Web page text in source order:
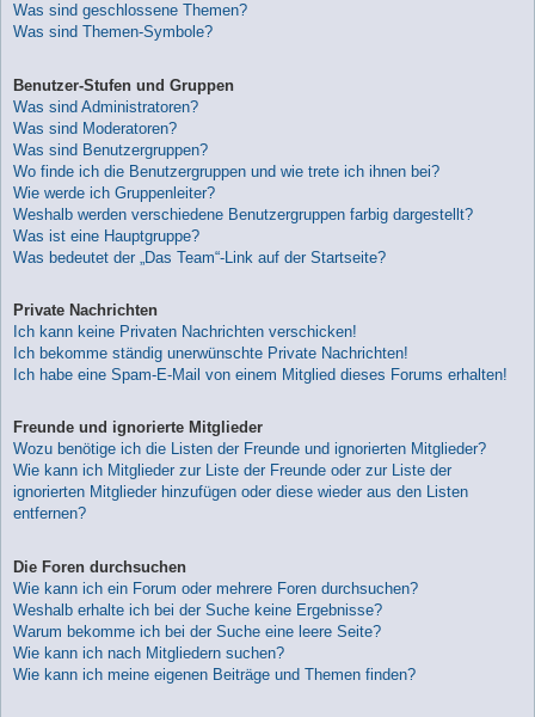
Was sind geschlossene Themen?
Was sind Themen-Symbole?
Benutzer-Stufen und Gruppen
Was sind Administratoren?
Was sind Moderatoren?
Was sind Benutzergruppen?
Wo finde ich die Benutzergruppen und wie trete ich ihnen bei?
Wie werde ich Gruppenleiter?
Weshalb werden verschiedene Benutzergruppen farbig dargestellt?
Was ist eine Hauptgruppe?
Was bedeutet der „Das Team“-Link auf der Startseite?
Private Nachrichten
Ich kann keine Privaten Nachrichten verschicken!
Ich bekomme ständig unerwünschte Private Nachrichten!
Ich habe eine Spam-E-Mail von einem Mitglied dieses Forums erhalten!
Freunde und ignorierte Mitglieder
Wozu benötige ich die Listen der Freunde und ignorierten Mitglieder?
Wie kann ich Mitglieder zur Liste der Freunde oder zur Liste der
ignorierten Mitglieder hinzufügen oder diese wieder aus den Listen
entfernen?
Die Foren durchsuchen
Wie kann ich ein Forum oder mehrere Foren durchsuchen?
Weshalb erhalte ich bei der Suche keine Ergebnisse?
Warum bekomme ich bei der Suche eine leere Seite?
Wie kann ich nach Mitgliedern suchen?
Wie kann ich meine eigenen Beiträge und Themen finden?